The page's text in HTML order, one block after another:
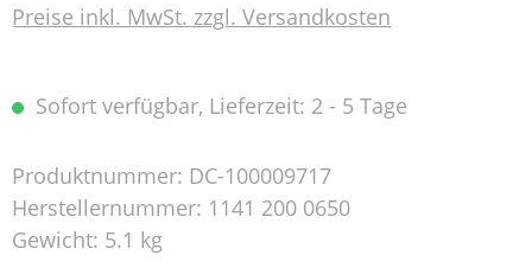
Preise inkl. MwSt. zzgl. Versandkosten
Sofort verfügbar, Lieferzeit: 2 - 5 Tage
Produktnummer: DC-100009717
Herstellernummer: 1141 200 0650
Gewicht: 5.1 kg